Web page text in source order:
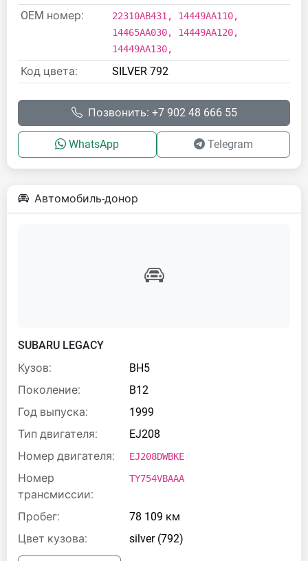
OEM номер:
22310AB431, 14449AA110,
14465AA030, 14449AA120,
14449AA130,
Код цвета: SILVER 792
Позвонить: +7 902 48 666 55
WhatsApp Telegram
Автомобиль-донор
SUBARU LEGACY
Кузов:
BH5
Поколение:
B12
Год выпуска:
1999
Тип двигателя:
EJ208
Номер двигателя:
EJ208DWBKE
Номер
трансмиссии:
TY754VBAAA
Пробег:
78 109 км
Цвет кузова:
silver (792)